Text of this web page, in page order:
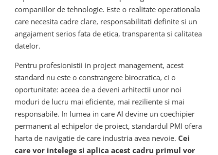
companiilor de tehnologie. Este o realitate operationala
care necesita cadre clare, responsabilitati definite si un
angajament serios fata de etica, transparenta si calitatea
datelor.
Pentru profesionistii in project management, acest
standard nu este o constrangere birocratica, ci o
oportunitate: aceea de a deveni arhitectii unor noi
moduri de lucru mai eficiente, mai reziliente si mai
responsabile. In lumea in care AI devine un coechipier
permanent al echipelor de proiect, standardul PMI ofera
harta de navigatie de care industria avea nevoie. Cei
care vor intelege si aplica acest cadru primul vor